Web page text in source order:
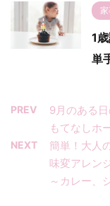
1
単
PREV
9月のある
もてなしホ
NEXT
簡単！大人
味変アレン
～カレー、